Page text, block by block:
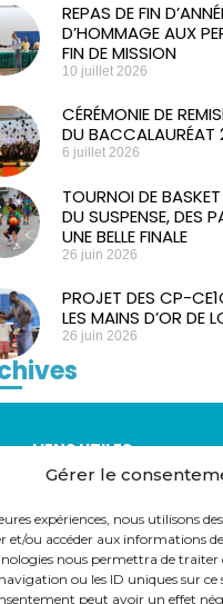
Gérer le
expériences, nous utilisons
et/ou accéder aux informations
nous permettra de traiter
ou les ID uniques sur ce
peut avoir un effet
REPAS DE FIN
D’HOMMAGE AUX
FIN DE MISSION
10 juillet 2026
CÉRÉMONIE DE
DU BACCALAURÉAT
6 juillet 2026
TOURNOI DE BASKET
DU SUSPENSE, DES
UNE BELLE FINALE
26 juin 2026
PROJET DES CP-
LES MAINS D’OR DE
26 juin 2026
LIENS UTILES
Eduka
Webmail
Parcoursup